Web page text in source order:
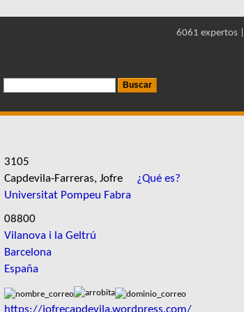
6061 expertos |
3105
Capdevila-Farreras, Jofre ¿Qué es?
Universitat Pompeu Fabra
08800
Vilanova i la Geltrú
Barcelona
España
https://jofrecapdevila.wordpress.com/